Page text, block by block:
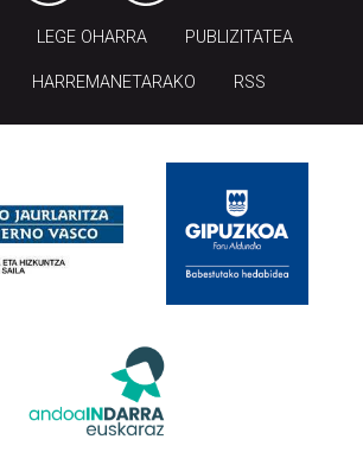
LEGE OHARRA PUBLIZITATEA
HARREMANETARAKO RSS